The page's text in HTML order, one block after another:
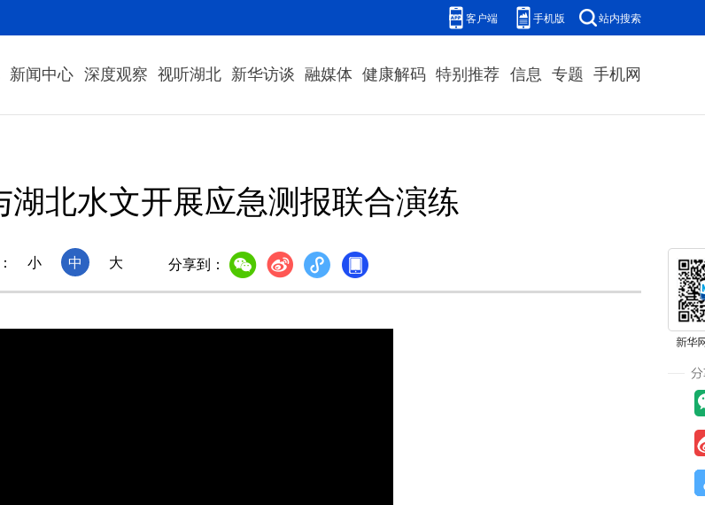
客户端 手机版 站内搜索
新闻中心 深度观察 视听湖北 新华访谈 融媒体 健康解码 特别推荐 信息 专题 手机网
湖北水文开展应急测报联合演练
小 中 大 分享到：